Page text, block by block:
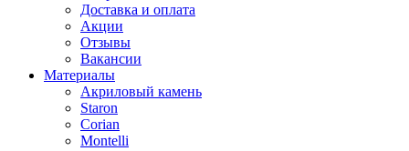
Доставка и оплата
Акции
Отзывы
Вакансии
Материалы
Акриловый камень
Staron
Corian
Montelli